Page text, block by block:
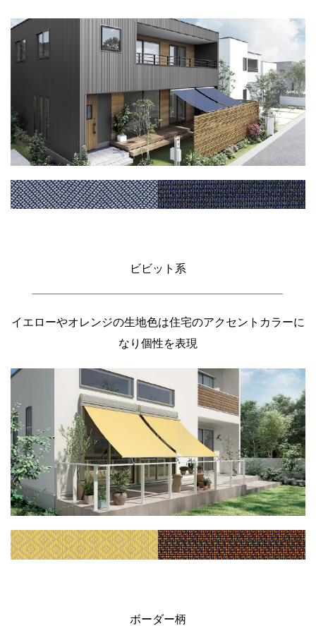
ビビット系
イエローやオレンジの生地色は住宅のアクセントカラーに
なり個性を表現
ボーダー柄